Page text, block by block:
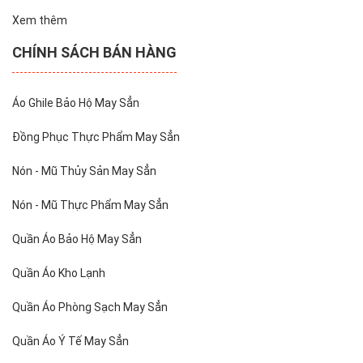
Xem thêm
CHÍNH SÁCH BÁN HÀNG
Áo Ghile Bảo Hộ May Sẳn
Đồng Phục Thực Phẩm May Sẳn
Nón - Mũ Thủy Sản May Sẳn
Nón - Mũ Thực Phẩm May Sẳn
Quần Áo Bảo Hộ May Sẳn
Quần Áo Kho Lạnh
Quần Áo Phòng Sạch May Sẳn
Quần Áo Ý Tế May Sẳn